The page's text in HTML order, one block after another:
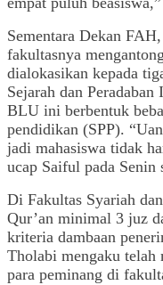
Sementara Dekan
fakultasnya
dialokasikan kepada
Sejarah dan
BLU ini berbentuk
pendidikan (SPP).
jadi mahasiswa tidak
ucap Saiful pada Senin
Di Fakultas Syariah
Qur’an minimal 3 juz
kriteria dambaan
Tholabi mengaku telah
para peminang di